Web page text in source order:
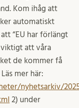
Kom ihåg att
automatiskt
“EU har förlängt
att våra
de kommer få
mer här:
nyhetsarkiv/
2) under